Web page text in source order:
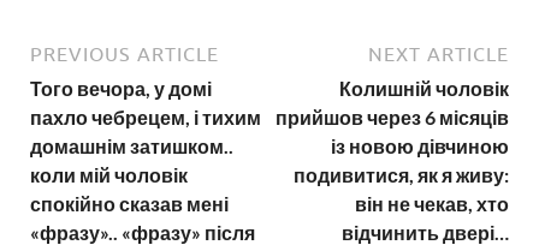
PREVIOUS ARTICLE
Того вечора, у домі
пахло чебрецем, і тихим
домашнім затишком..
коли мій чоловік
спокійно сказав мені
«фразу».. «фразу» після
NEXT ARTICLE
Колишній чоловік
прийшов через 6 місяців
із новою дівчиною
подивитися, як я живу:
він не чекав, хто
відчинить двері…